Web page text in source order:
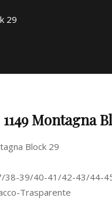
29
Montagna
Block 29
38-39/40-41/42-43/44-
Trasparente